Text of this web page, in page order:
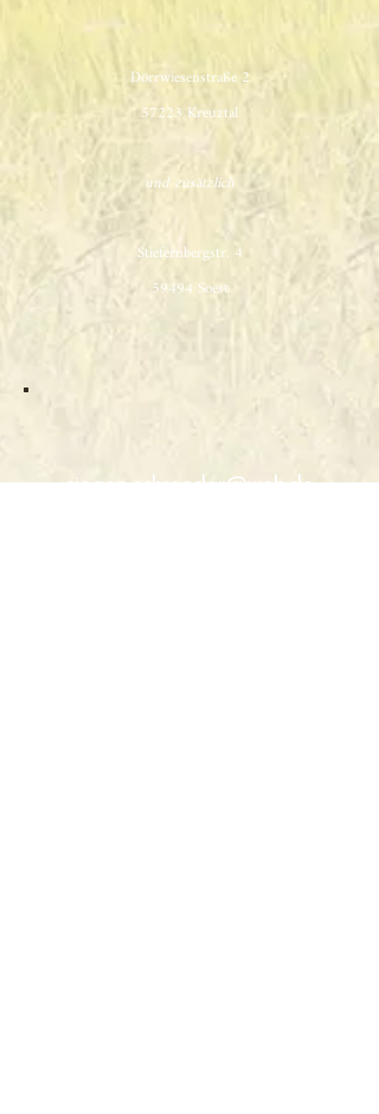
Dörrwiesenstraße 2
57223 Kreuztal
und zusätzlich
Stiefernbergstr. 4
59494 Soest
siegen-schroeder@web.de